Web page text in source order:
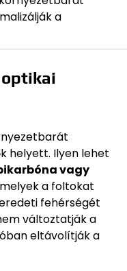
a
helyett. Ilyen lehet
vagy
a foltokat
fehérségét
változtatják a
eltávolítják a